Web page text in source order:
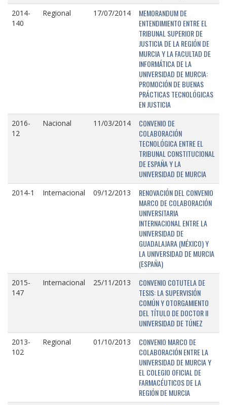
2014-
140
Regional 17/07/2014
MEMORANDUM DE
ENTENDIMIENTO ENTRE EL
TRIBUNAL SUPERIOR DE
JUSTICIA DE LA REGIÓN DE
MURCIA Y LA FACULTAD DE
INFORMÁTICA DE LA
UNIVERSIDAD DE MURCIA:
PROMOCIÓN DE BUENAS
PRÁCTICAS TECNOLÓGICAS
EN JUSTICIA
2016-
12
Nacional 11/03/2014
CONVENIO DE
COLABORACIÓN
TECNOLÓGICA ENTRE EL
TRIBUNAL CONSTITUCIONAL
DE ESPAÑA Y LA
UNIVERSIDAD DE MURCIA
2014-1 Internacional 09/12/2013
RENOVACIÓN DEL CONVENIO
MARCO DE COLABORACIÓN
UNIVERSITARIA
INTERNACIONAL ENTRE LA
UNIVERSIDAD DE
GUADALAJARA (MÉXICO) Y
LA UNIVERSIDAD DE MURCIA
(ESPAÑA)
2015-
147
Internacional 25/11/2013
CONVENIO COTUTELA DE
TESIS: LA SUPERVISIÓN
COMÚN Y OTORGAMIENTO
DEL TÍTULO DE DOCTOR II
UNIVERSIDAD DE TÚNEZ
2013-
102
Regional 01/10/2013
CONVENIO MARCO DE
COLABORACIÓN ENTRE LA
UNIVERSIDAD DE MURCIA Y
EL COLEGIO OFICIAL DE
FARMACÉUTICOS DE LA
REGIÓN DE MURCIA